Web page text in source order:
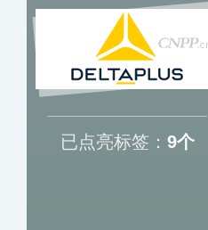
已点亮标签： 9个